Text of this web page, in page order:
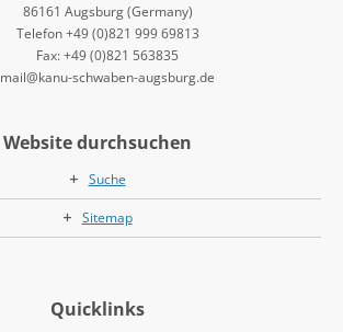
86161 Augsburg (Germany)
Telefon +49 (0)821 999 69813
Fax: +49 (0)821 563835
mail@kanu-schwaben-augsburg.de
Website durchsuchen
Suche
Sitemap
Quicklinks